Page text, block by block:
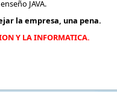
JAVA.
la empresa, una pena.
Y LA INFORMATICA.